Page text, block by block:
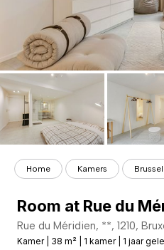
Home Kamers Brussel
Room at Rue du
Rue du Méridien, **, 1210,
Kamer 38 m² 1 kamer 1 jaar